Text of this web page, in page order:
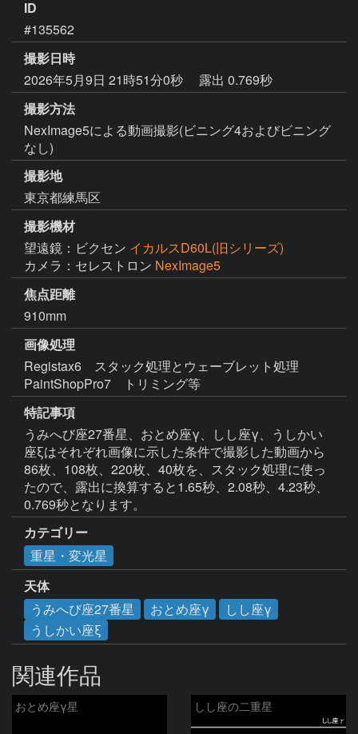
ID
#135562
撮影日時
2026年5月9日 21時51分0秒
露出 0.769秒
撮影方法
NexImage5による動画撮影(ビニング4およびビニング
なし)
撮影地
東京都練馬区
撮影機材
望遠鏡：ビクセン イカルスD60L(旧シリーズ)
カメラ：セレストロン NexImage5
焦点距離
910mm
画像処理
Registax6　スタック処理とウェーブレット処理
特記事項
うみへび座27番星、おとめ座γ、しし座γ、うしかい
座ξはそれぞれ画像に示した条件で撮影した動画から
86枚、108枚、220枚、40枚を、スタック処理に使っ
たので、露出に換算すると1.65秒、2.08秒、4.23秒、
カテゴリー
重星・変光星
天体
うみへび座27番星
おとめ座γ
しし座γ
うしかい座ξ
関連作品
おとめ座γ星 しし座の二重星